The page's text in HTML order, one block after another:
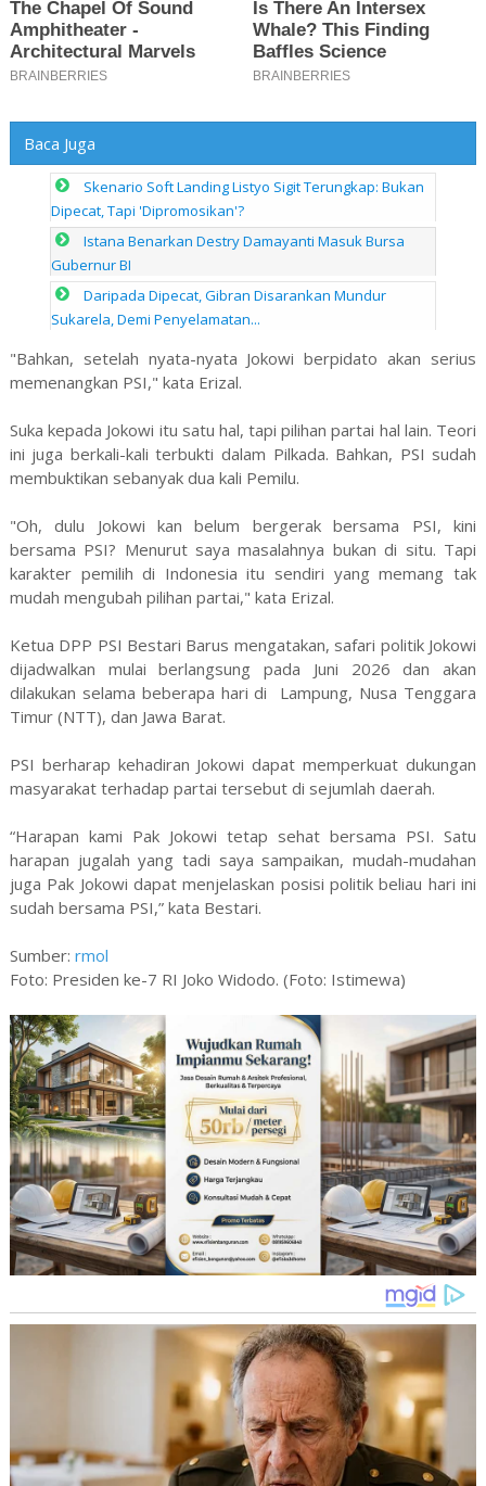
Baca Juga
Skenario Soft Landing Listyo Sigit Terungkap: Bukan
Dipecat, Tapi 'Dipromosikan'?
Istana Benarkan Destry Damayanti Masuk Bursa
Gubernur BI
Daripada Dipecat, Gibran Disarankan Mundur
Sukarela, Demi Penyelamatan...
"Bahkan, setelah nyata-nyata Jokowi berpidato akan serius
memenangkan PSI," kata Erizal.
Suka kepada Jokowi itu satu hal, tapi pilihan partai hal lain. Teori
ini juga berkali-kali terbukti dalam Pilkada. Bahkan, PSI sudah
membuktikan sebanyak dua kali Pemilu.
"Oh, dulu Jokowi kan belum bergerak bersama PSI, kini
bersama PSI? Menurut saya masalahnya bukan di situ. Tapi
karakter pemilih di Indonesia itu sendiri yang memang tak
mudah mengubah pilihan partai," kata Erizal.
Ketua DPP PSI Bestari Barus mengatakan, safari politik Jokowi
dijadwalkan mulai berlangsung pada Juni 2026 dan akan
dilakukan selama beberapa hari di Lampung, Nusa Tenggara
Timur (NTT), dan Jawa Barat.
PSI berharap kehadiran Jokowi dapat memperkuat dukungan
masyarakat terhadap partai tersebut di sejumlah daerah.
“Harapan kami Pak Jokowi tetap sehat bersama PSI. Satu
harapan jugalah yang tadi saya sampaikan, mudah-mudahan
juga Pak Jokowi dapat menjelaskan posisi politik beliau hari ini
sudah bersama PSI,” kata Bestari.
Sumber: rmol
Foto: Presiden ke-7 RI Joko Widodo. (Foto: Istimewa)